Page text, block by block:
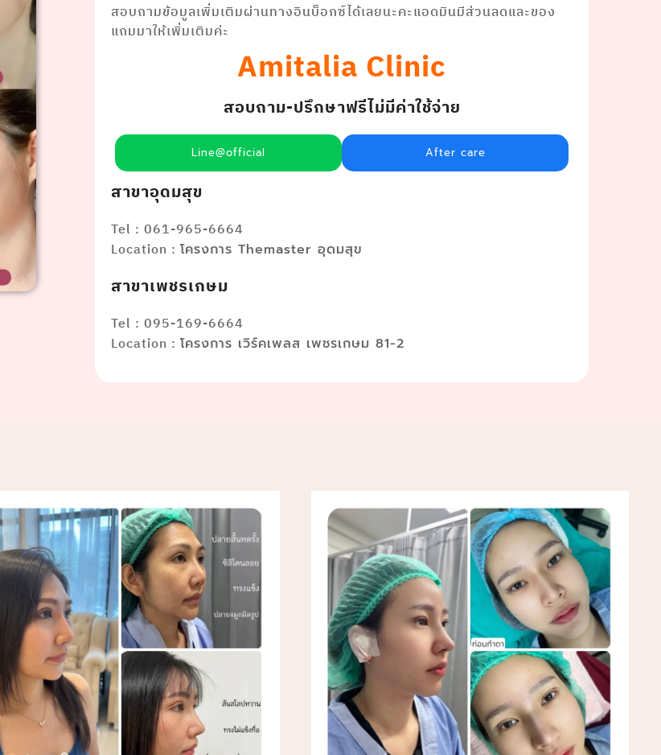
สอบถามข้อมูลเพิ่มเติมผ่านทางอินบ็อกซ์ได้เลยนะคะแอดมินมีส่วนลดและของ
แถมมาให้เพิ่มเติมค่ะ
Amitalia Clinic
สอบถาม-ปรึกษาฟรีไม่มีค่าใช้จ่าย
Line@official After care
สาขาอุดมสุข
Tel : 061-965-6664
Location :โครงการ Themaster อุดมสุข
สาขาเพชรเกษม
Tel : 095-169-6664
Location :โครงการ เวิร์คเพลส เพชรเกษม 81-2